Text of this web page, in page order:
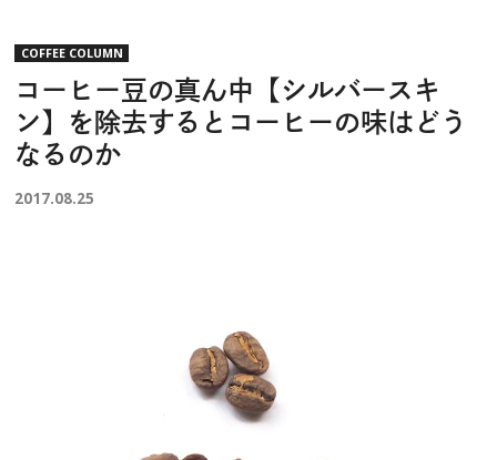
COFFEE COLUMN
コーヒー豆の真ん中【シルバースキ
ン】を除去するとコーヒーの味はどう
なるのか
2017.08.25